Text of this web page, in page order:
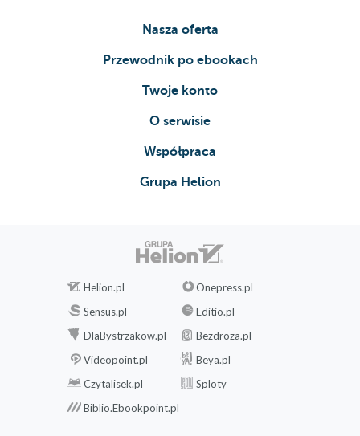
Nasza oferta
Przewodnik po ebookach
Twoje konto
O serwisie
Współpraca
Grupa Helion
Helion.pl
Onepress.pl
Sensus.pl
Editio.pl
DlaBystrzakow.pl
Bezdroza.pl
Videopoint.pl
Beya.pl
Czytalisek.pl
Sploty
Biblio.Ebookpoint.pl